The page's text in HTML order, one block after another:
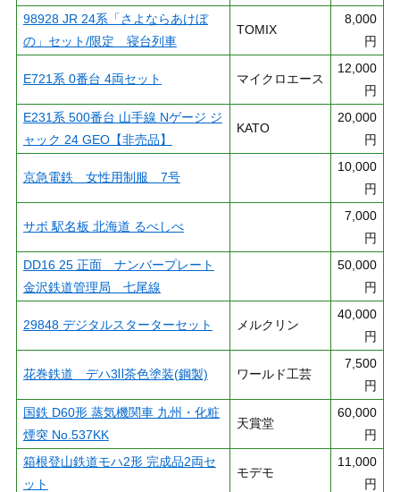
98928 JR 24系「さよならあけぼ
の」セット/限定 寝台列車
TOMIX
8,000
円
E721系 0番台 4両セット マイクロエース
12,000
円
E231系 500番台 山手線 Nゲージ ジ
ャック 24 GEO【非売品】
KATO
20,000
円
京急電鉄 女性用制服 7号
10,000
円
サボ 駅名板 北海道 るべしべ
7,000
円
DD16 25 正面 ナンバープレート
金沢鉄道管理局 七尾線
50,000
円
29848 デジタルスターターセット メルクリン
40,000
円
花巻鉄道 デハ3Ⅱ茶色塗装(鋼製) ワールド工芸
7,500
円
国鉄 D60形 蒸気機関車 九州・化粧
煙突 No.537KK
天賞堂
60,000
円
箱根登山鉄道モハ2形 完成品2両セ
ット
モデモ
11,000
円